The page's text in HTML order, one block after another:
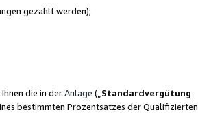
gezahlt werden);
die in derAnlage („ Standardvergütung
bestimmten Prozentsatzes der Qualifizierten